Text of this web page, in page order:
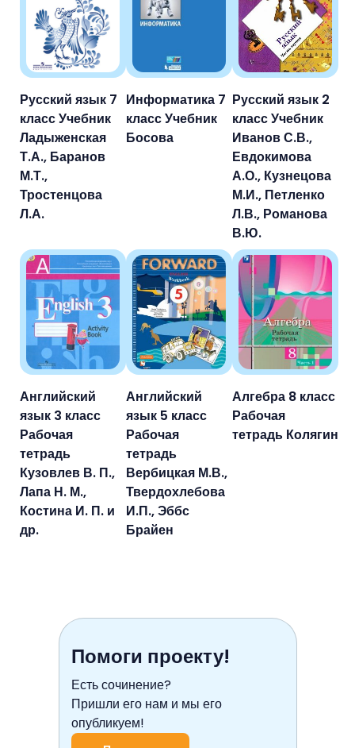
Русский язык 7
класс Учебник
Ладыженская
Т.А., Баранов
М.Т.,
Тростенцова
Л.А.
Информатика 7
класс Учебник
Босова
Русский язык 2
класс Учебник
Иванов С.В.,
Евдокимова
А.О., Кузнецова
М.И., Петленко
Л.В., Романова
В.Ю.
Английский
язык 3 класс
Рабочая
тетрадь
Кузовлев В. П.,
Лапа Н. М.,
Костина И. П. и
др.
Английский
язык 5 класс
Рабочая
тетрадь
Вербицкая М.В.,
Твердохлебова
И.П., Эббс
Брайен
Алгебра 8 класс
Рабочая
тетрадь Колягин
Помоги проекту!
Есть сочинение?
Пришли его нам и мы его
опубликуем!